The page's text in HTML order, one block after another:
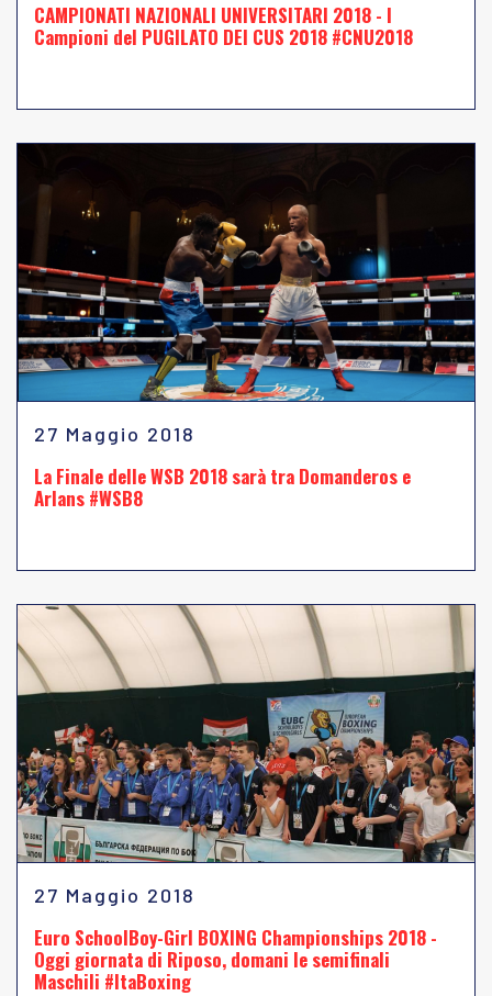
CAMPIONATI NAZIONALI UNIVERSITARI 2018 - I
Campioni del PUGILATO DEI CUS 2018 #CNU2018
27 Maggio 2018
La Finale delle WSB 2018 sarà tra Domanderos e
Arlans #WSB8
27 Maggio 2018
Euro SchoolBoy-Girl BOXING Championships 2018 -
Oggi giornata di Riposo, domani le semifinali
Maschili #ItaBoxing